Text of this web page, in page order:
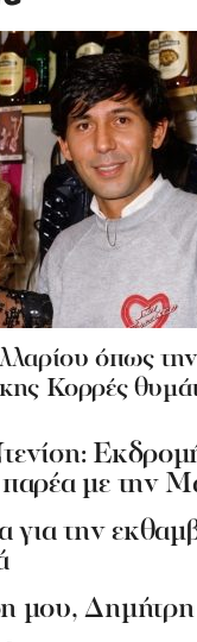
όπως την
Κορρές
με την
για την
μου,